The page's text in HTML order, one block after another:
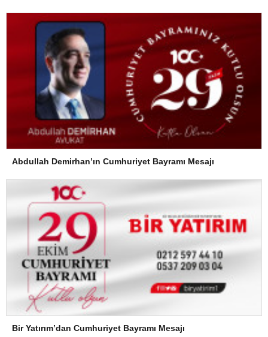
Abdullah Demirhan’ın Cumhuriyet Bayramı Mesajı
Bir Yatırım’dan Cumhuriyet Bayramı Mesajı